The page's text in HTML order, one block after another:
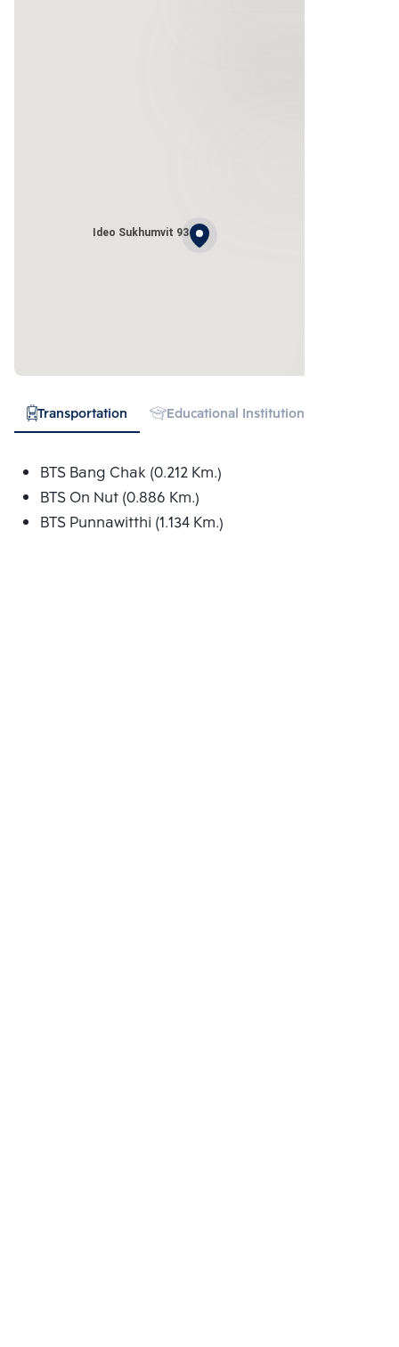
Ideo Sukhumvit 93
Transportation Educational Institution
BTS Bang Chak (0.212 Km.)
BTS On Nut (0.886 Km.)
BTS Punnawitthi (1.134 Km.)